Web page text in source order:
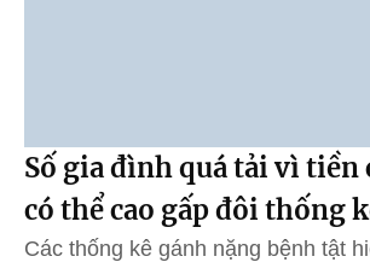
Số gia đình quá tải vì tiền
có thể cao gấp đôi thống
Các thống kê gánh nặng bệnh tật